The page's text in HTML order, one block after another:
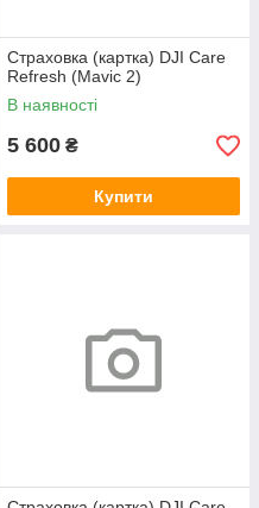
Страховка (картка) DJI Care
Refresh (Mavic 2)
В наявності
5 600 ₴
Купити